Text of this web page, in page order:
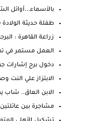
بالأسماء...أوائل
طفلة حديثة
زراعة القاهرة :
العمل مستمر في
دخول برج إشارات
الابتزاز علي
الابن العاق..
مشاجرة بين